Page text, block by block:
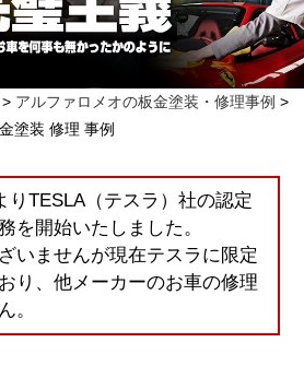
> アルファロメオの板金塗装・修理事例 >
塗装 修理 事例
りTESLA（テスラ）社の認定
を開始いたしました。
いませんが現在テスラに限定
り、他メーカーのお車の修理
。